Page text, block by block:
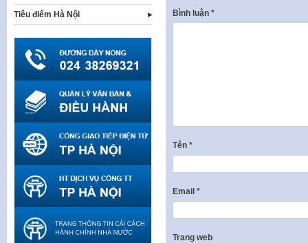
Bình luận *
Tên *
Email *
Trang web
Tiêu điểm Hà Nội